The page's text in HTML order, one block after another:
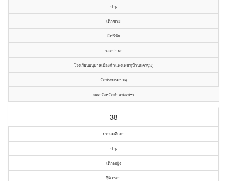
ป.๖
เด็กชาย
สิทธิชัย
รอดปานะ
โรงเรียนอนุบาลเมืองกำแพงเพชร(บ้านนครชุม)
วัดพระบรมธาตุ
คณะจังหวัดกำแพงเพชร
38
ประถมศึกษา
ป.๖
เด็กหญิง
ฐิติวรดา